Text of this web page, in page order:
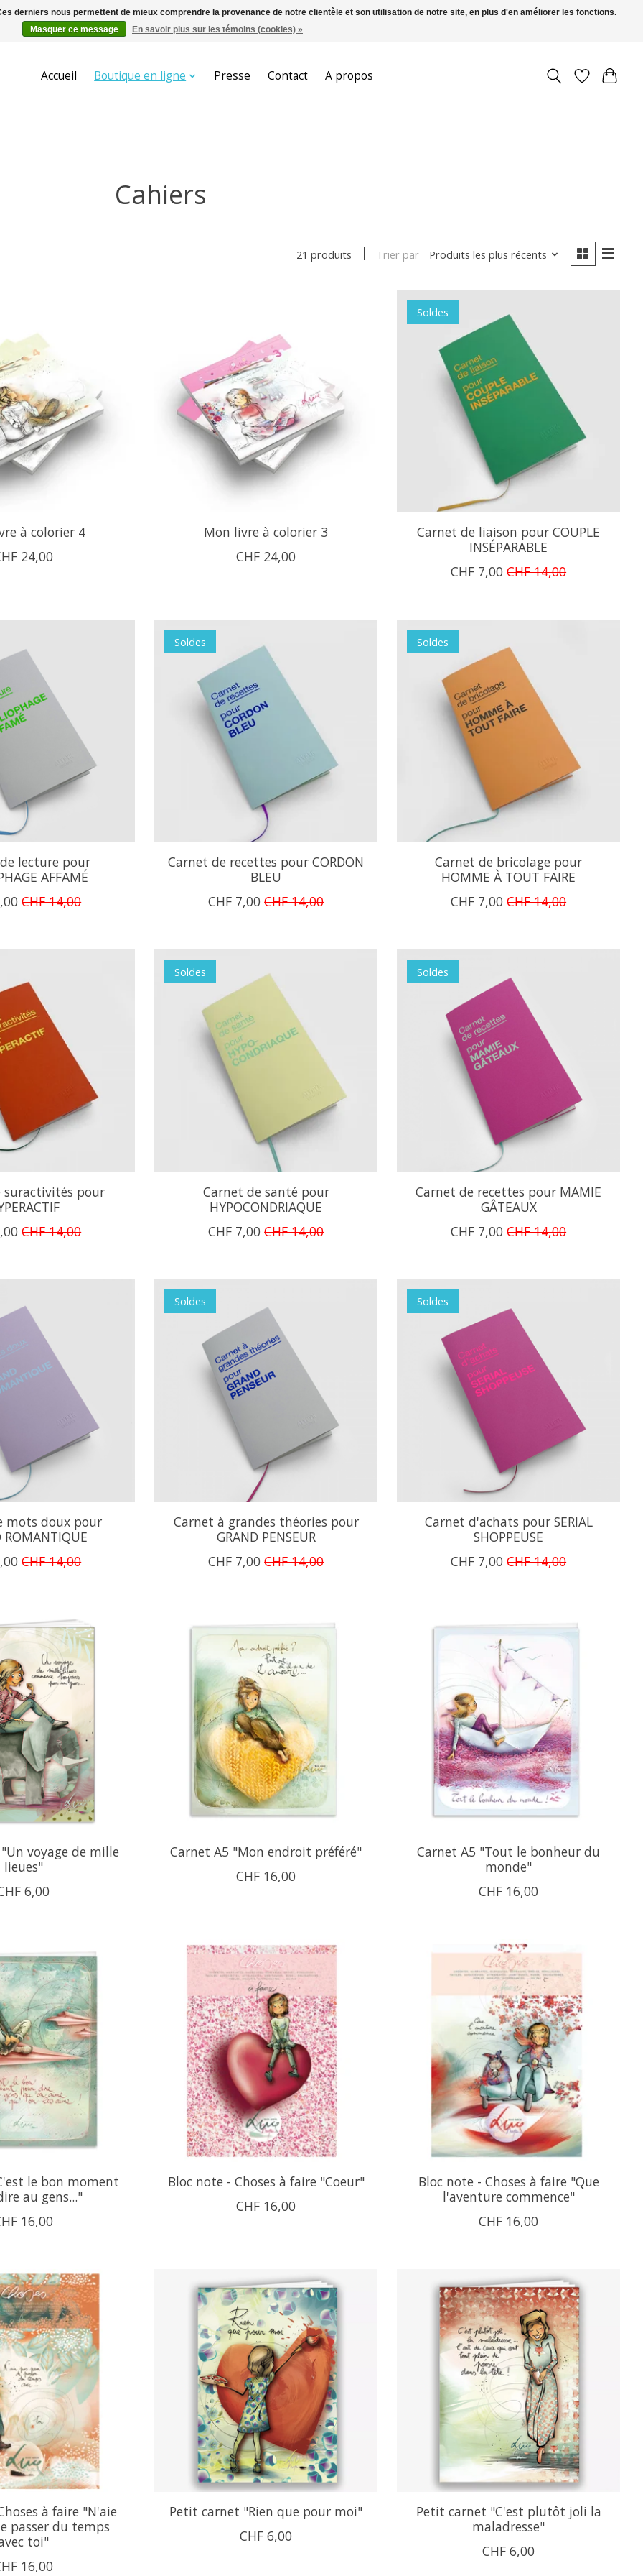
Accueil Boutique en ligne Presse Contact A propos
Cahiers
21 produits Trier par Produits les plus récents
à colorier 4
24,00
Mon livre à colorier 3
CHF 24,00
Soldes
Carnet de liaison pour COUPLE
INSÉPARABLE
CHF 7,00 CHF 14,00
lecture pour
AFFAMÉ
CHF 14,00
Soldes
Carnet de recettes pour CORDON
BLEU
CHF 7,00 CHF 14,00
Soldes
Carnet de bricolage pour
HOMME À TOUT FAIRE
CHF 7,00 CHF 14,00
suractivités pour
CHF 14,00
Soldes
Carnet de santé pour
HYPOCONDRIAQUE
CHF 7,00 CHF 14,00
Soldes
Carnet de recettes pour MAMIE
GÂTEAUX
CHF 7,00 CHF 14,00
mots doux pour
ROMANTIQUE
CHF 14,00
Soldes
Carnet à grandes théories pour
GRAND PENSEUR
CHF 7,00 CHF 14,00
Soldes
Carnet d'achats pour SERIAL
SHOPPEUSE
CHF 7,00 CHF 14,00
voyage de mille
lieues"
6,00
Carnet A5 "Mon endroit préféré"
CHF 16,00
Carnet A5 "Tout le bonheur du
monde"
CHF 16,00
le bon moment
au gens..."
16,00
Bloc note - Choses à faire "Coeur"
CHF 16,00
Bloc note - Choses à faire "Que
l'aventure commence"
CHF 16,00
à faire "N'aie
passer du temps
toi"
16,00
Petit carnet "Rien que pour moi"
CHF 6,00
Petit carnet "C'est plutôt joli la
maladresse"
CHF 6,00
derniers nous permettent de mieux comprendre la provenance de notre clientèle et son utilisation de notre site, en plus d'en améliorer les fonctions.
Masquer ce message
En savoir plus sur les témoins (cookies) »